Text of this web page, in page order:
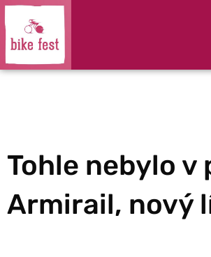
Tohle nebylo
Armirail, nový